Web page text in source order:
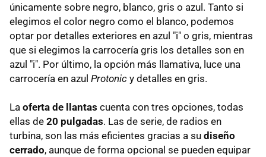
únicamente sobre negro, blanco, gris o azul. Tanto si
elegimos el color negro como el blanco, podemos
optar por detalles exteriores en azul "i" o gris, mientras
que si elegimos la carrocería gris los detalles son en
azul "i". Por último, la opción más llamativa, luce una
carrocería en azul Protonic y detalles en gris.
La oferta de llantas cuenta con tres opciones, todas
ellas de 20 pulgadas. Las de serie, de radios en
turbina, son las más eficientes gracias a su diseño
cerrado, aunque de forma opcional se pueden equipar